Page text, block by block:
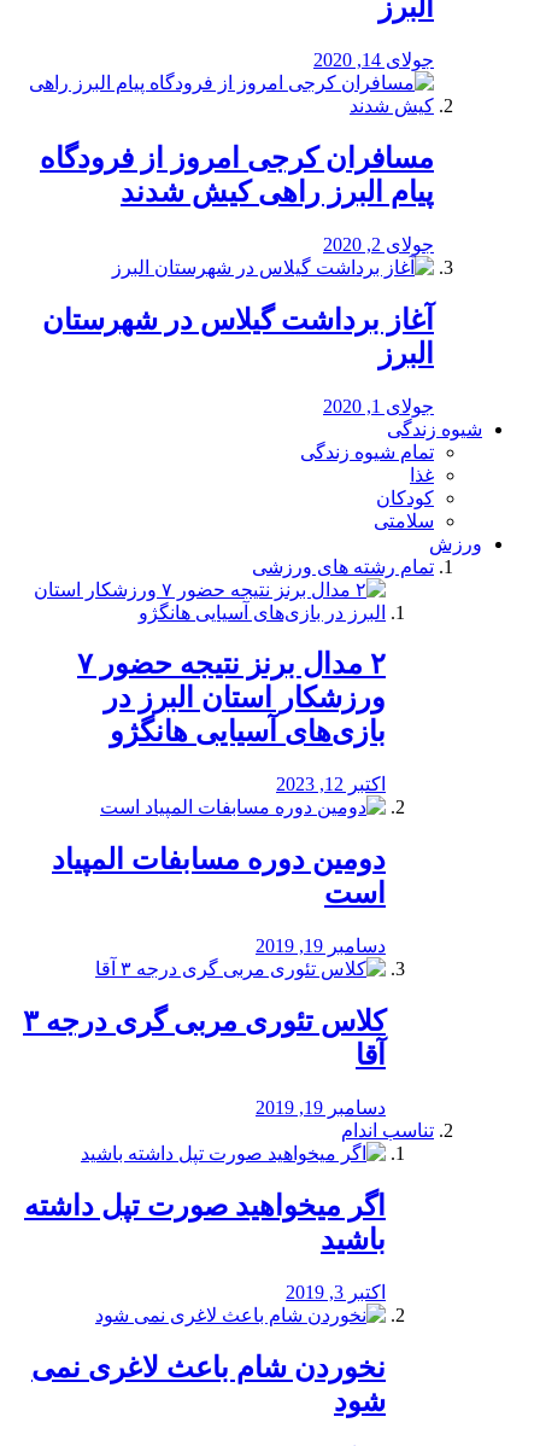
البرز
جولای 14, 2020
مسافران کرجی امروز از فرودگاه
پیام البرز راهی کیش شدند
جولای 2, 2020
آغاز برداشت گیلاس در شهرستان
البرز
جولای 1, 2020
شیوه زندگی
تمام شیوه زندگی
غذا
کودکان
سلامتی
ورزش
تمام رشته های ورزشی
۲ مدال برنز نتیجه حضور ۷
ورزشکار استان البرز در
بازی‌های آسیایی هانگژو
اکتبر 12, 2023
دومین دوره مسابفات المپیاد
است
دسامبر 19, 2019
کلاس تئوری مربی گری درجه ۳
آقا
دسامبر 19, 2019
تناسب اندام
اگر میخواهید صورت تپل داشته
باشید
اکتبر 3, 2019
نخوردن شام باعث لاغری نمی
‌شود